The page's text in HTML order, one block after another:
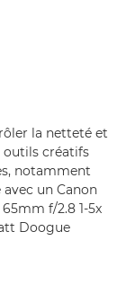
la netteté et
outils créatifs
notamment
un Canon
f/2.8 1-5x
Doogue